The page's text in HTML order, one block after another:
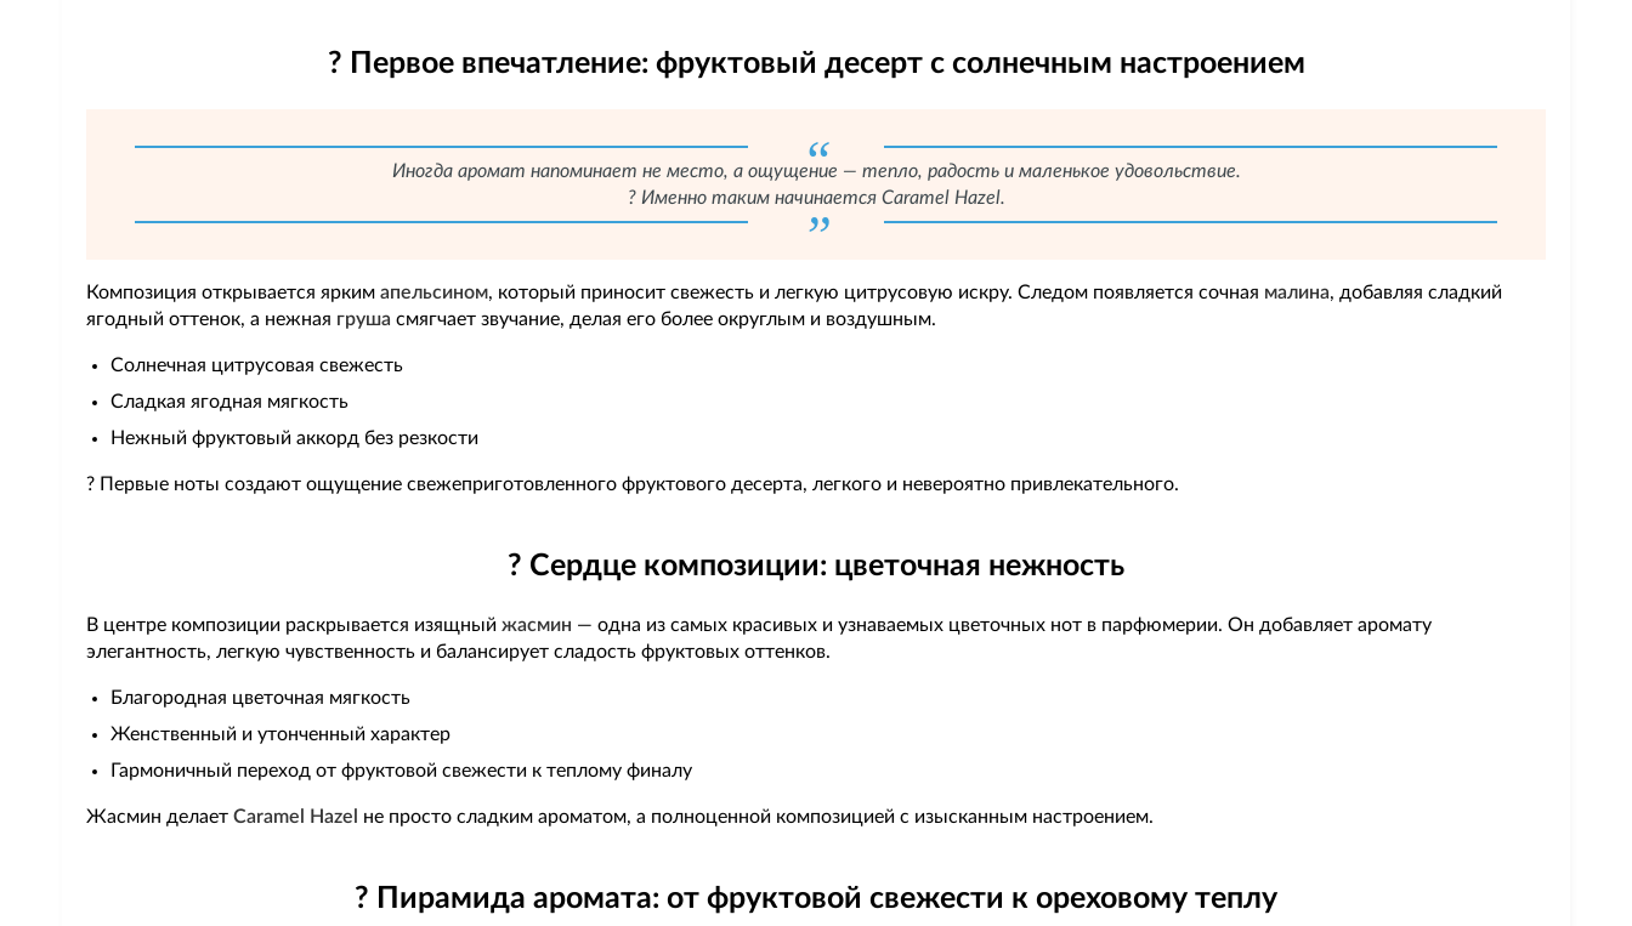
? Первое впечатление: фруктовый десерт с солнечным настроением
Иногда аромат напоминает не место, а ощущение — тепло, радость и маленькое удовольствие.
? Именно таким начинается Caramel Hazel.
Композиция открывается ярким апельсином, который приносит свежесть и легкую цитрусовую искру. Следом появляется сочная малина, добавляя сладкий
ягодный оттенок, а нежная груша смягчает звучание, делая его более округлым и воздушным.
Солнечная цитрусовая свежесть
Сладкая ягодная мягкость
Нежный фруктовый аккорд без резкости
? Первые ноты создают ощущение свежеприготовленного фруктового десерта, легкого и невероятно привлекательного.
? Сердце композиции: цветочная нежность
В центре композиции раскрывается изящный жасмин — одна из самых красивых и узнаваемых цветочных нот в парфюмерии. Он добавляет аромату
элегантность, легкую чувственность и балансирует сладость фруктовых оттенков.
Благородная цветочная мягкость
Женственный и утонченный характер
Гармоничный переход от фруктовой свежести к теплому финалу
Жасмин делает Caramel Hazel не просто сладким ароматом, а полноценной композицией с изысканным настроением.
? Пирамида аромата: от фруктовой свежести к ореховому теплу